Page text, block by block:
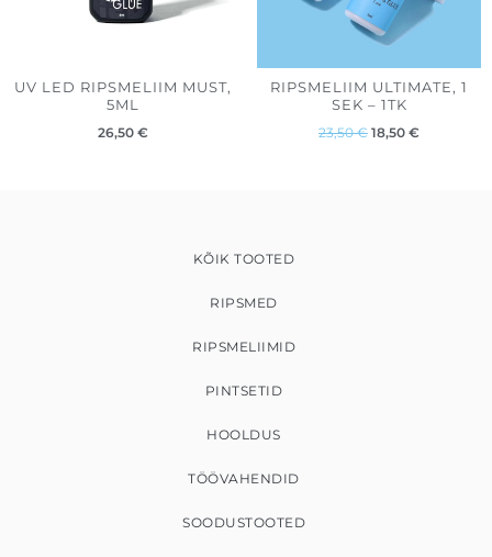
UV LED RIPSMELIIM MUST,
5ML
26,50 €
RIPSMELIIM ULTIMATE, 1
SEK – 1TK
23,50€ 18,50 €
KÕIK TOOTED
RIPSMED
RIPSMELIIMID
PINTSETID
HOOLDUS
TÖÖVAHENDID
SOODUSTOOTED